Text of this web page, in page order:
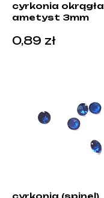
cyrkonia okrągła
ametyst 3mm
0,89 zł